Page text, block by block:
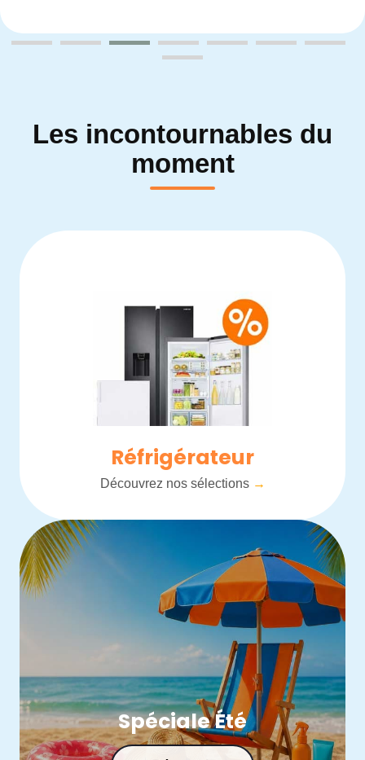
Les incontournables du
moment
Réfrigérateur
Découvrez nos sélections →
Spéciale Été